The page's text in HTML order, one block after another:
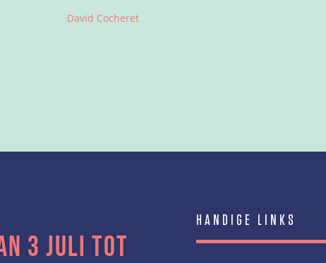
David Cocheret
3 juli tot
HANDIGE LINKS